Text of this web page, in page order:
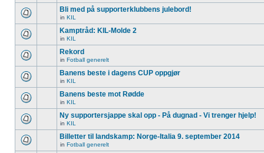
Bli med på supporterklubbens julebord!
in KIL
Kamptråd: KIL-Molde 2
in KIL
Rekord
in Fotball generelt
Banens beste i dagens CUP oppgjør
in KIL
Banens beste mot Rødde
in KIL
Ny supportersjappe skal opp - På dugnad - Vi trenger hjelp!
in KIL
Billetter til landskamp: Norge-Italia 9. september 2014
in Fotball generelt